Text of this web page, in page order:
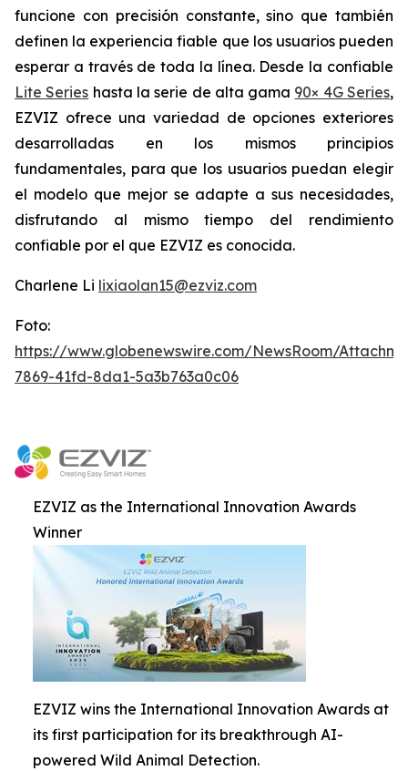
funcione con precisión constante, sino que también
definen la experiencia fiable que los usuarios pueden
esperar a través de toda la línea. Desde la confiable
Lite Series hasta la serie de alta gama 90× 4G Series,
EZVIZ ofrece una variedad de opciones exteriores
desarrolladas en los mismos principios
fundamentales, para que los usuarios puedan elegir
el modelo que mejor se adapte a sus necesidades,
disfrutando al mismo tiempo del rendimiento
confiable por el que EZVIZ es conocida.
Charlene Li lixiaolan15@ezviz.com
Foto:
https://www.globenewswire.com/NewsRoom/
7869-41fd-8da1-5a3b763a0c06
EZVIZ as the International Innovation Awards
Winner
EZVIZ wins the International Innovation Awards at
its first participation for its breakthrough AI-
powered Wild Animal Detection.